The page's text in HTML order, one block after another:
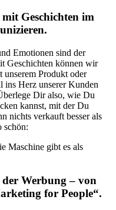
Geschichten im
Emotionen sind der
Geschichten können wir
Produkt oder
ins Herz unserer Kunden
Dir also, wie Du
kannst, mit der Du
nichts verkauft besser als
schön:
Maschine gibt es als
Werbung – von
for People“.